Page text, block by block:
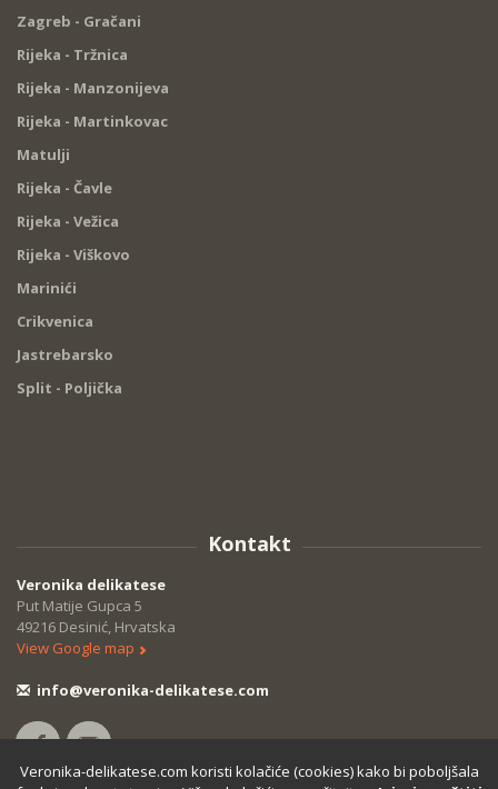
Zagreb - Gračani
Rijeka - Tržnica
Rijeka - Manzonijeva
Rijeka - Martinkovac
Matulji
Rijeka - Čavle
Rijeka - Vežica
Rijeka - Viškovo
Marinići
Crikvenica
Jastrebarsko
Split - Poljička
Kontakt
Veronika delikatese
Put Matije Gupca 5
49216 Desinić, Hrvatska
View Google map
info@veronika-delikatese.com
Veronika-delikatese.com koristi kolačiće (cookies) kako bi poboljšala